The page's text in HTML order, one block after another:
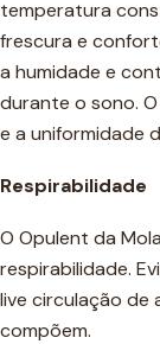
temperatura
frescura e
a humidade e
durante o sono.
e a uniformidade
Respirabilidade
O Opulent da
respirabilidade.
live circulação de
compõem.